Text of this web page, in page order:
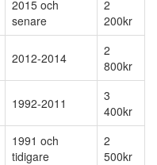
2015 och
senare
2
200kr
2012-2014
2
800kr
1992-2011
3
400kr
1991 och
tidigare
2
500kr